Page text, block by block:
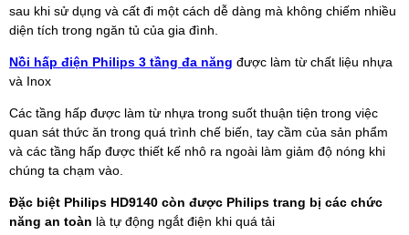
sau khi sử dụng và cất đi một cách dễ dàng mà không chiếm nhiều
diện tích trong ngăn tủ của gia đình.
Nồi hấp điện Philips 3 tầng đa năng được làm từ chất liệu nhựa
và Inox
Các tầng hấp được làm từ nhựa trong suốt thuận tiện trong việc
quan sát thức ăn trong quá trình chế biến, tay cầm của sản phẩm
và các tầng hấp được thiết kế nhô ra ngoài làm giảm độ nóng khi
chúng ta chạm vào.
Đặc biệt Philips HD9140 còn được Philips trang bị các chức
năng an toàn là tự động ngắt điện khi quá tải